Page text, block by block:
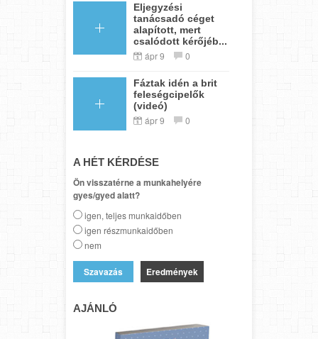
Eljegyzési
tanácsadó céget
alapított, mert
csalódott kérőjéb...
ápr 9 0
Fáztak idén a brit
feleségcipelők
(videó)
ápr 9 0
A HÉT KÉRDÉSE
Ön visszatérne a munkahelyére
gyes/gyed alatt?
igen, teljes munkaidőben
igen részmunkaidőben
nem
Eredmények
AJÁNLÓ